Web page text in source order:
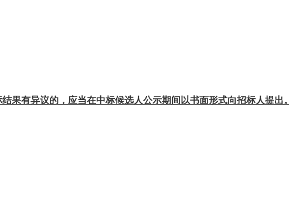
果有异议的，应当在中标候选人公示期间以书面形式向招标人提出。